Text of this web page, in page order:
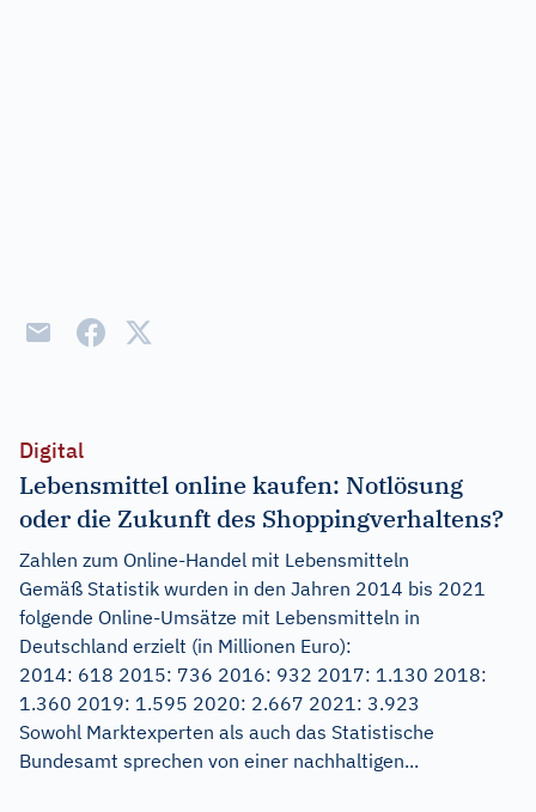
Digital
Lebensmittel online kaufen: Notlösung
oder die Zukunft des Shoppingverhaltens?
Zahlen zum Online-Handel mit Lebensmitteln
Gemäß Statistik wurden in den Jahren 2014 bis 2021
folgende Online-Umsätze mit Lebensmitteln in
Deutschland erzielt (in Millionen Euro):
2014: 618 2015: 736 2016: 932 2017: 1.130 2018:
1.360 2019: 1.595 2020: 2.667 2021: 3.923
Sowohl Marktexperten als auch das Statistische
Bundesamt sprechen von einer nachhaltigen...